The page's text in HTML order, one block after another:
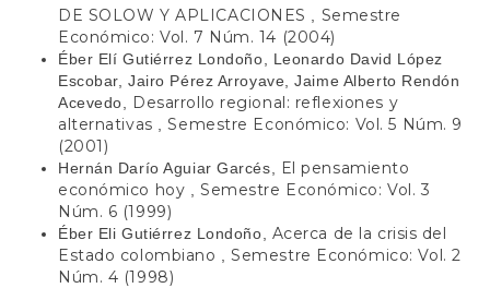
DE SOLOW Y APLICACIONES
Semestre
Económico: Vol. 7 Núm. 14 (2004)
Éber Elí Gutiérrez Londoño, Leonardo David López
Escobar, Jairo Pérez Arroyave, Jaime Alberto Rendón
Acevedo,
Desarrollo regional: reflexiones y
alternativas
,Semestre Económico: Vol. 5 Núm. 9
(2001)
Hernán Darío Aguiar Garcés,
El pensamiento
económico hoy
Semestre Económico: Vol. 3
Núm. 6 (1999)
Éber Eli Gutiérrez Londoño, Acerca de la crisis del
Estado colombiano
,Semestre Económico: Vol. 2
Núm. 4 (1998)